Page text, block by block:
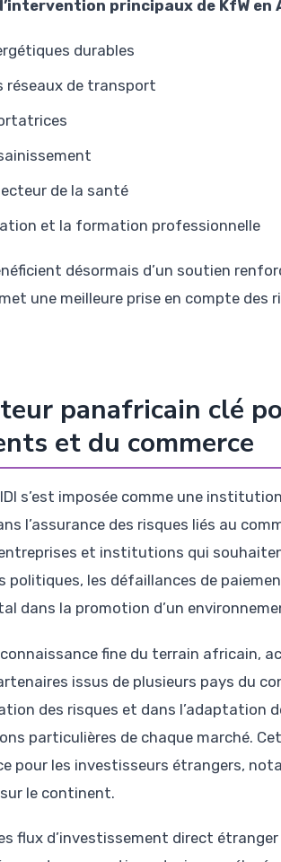
principaux de KfW en
durables
réseaux de transport
de la santé
et la formation professionnelle
désormais d’un soutien
une meilleure prise en compte
panafricain clé
et du commerce
s’est imposée comme une
l’assurance des risques liés au
et institutions qui
politiques, les défaillances de
dans la promotion d’un
connaissance fine du terrain africain,
issus de plusieurs pays du
des risques et dans l’adaptation
particulières de chaque marché.
pour les investisseurs étrangers,
le continent.
flux d’investissement direct